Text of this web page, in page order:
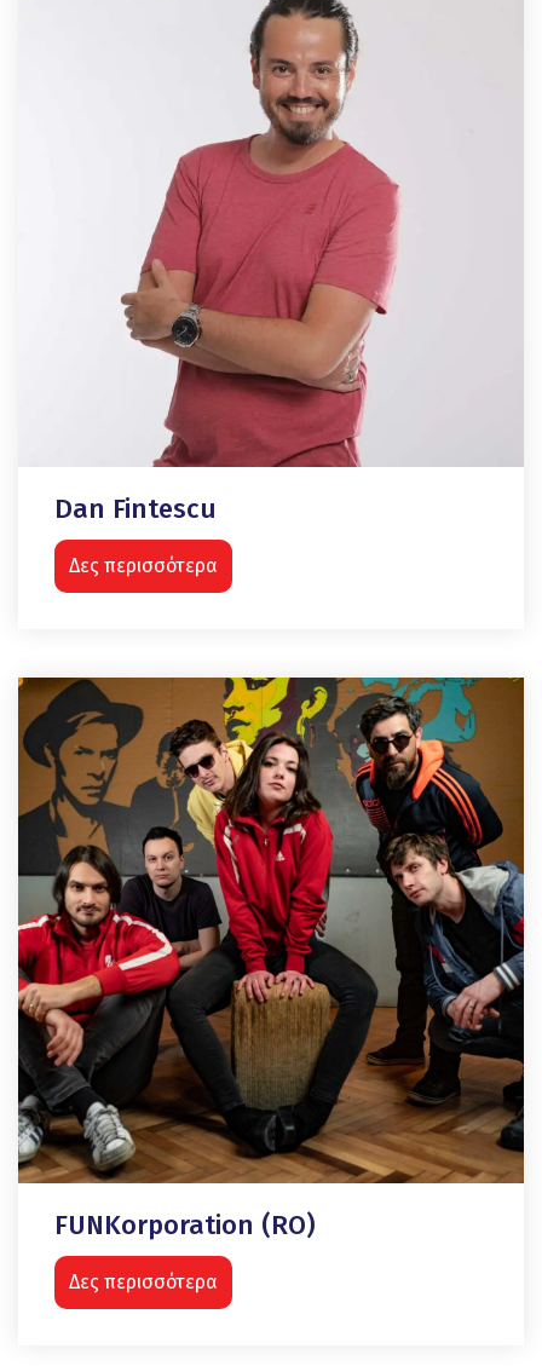
Dan Fintescu
Δες περισσότερα
FUNKorporation (RO)
Δες περισσότερα